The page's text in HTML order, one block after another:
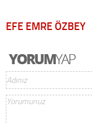
EFE EMRE ÖZBEY